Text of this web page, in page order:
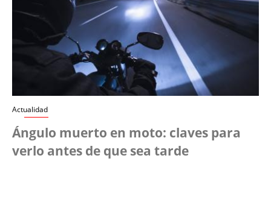
Actualidad
Ángulo muerto en moto: claves para
verlo antes de que sea tarde